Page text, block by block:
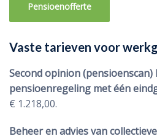
Pensioenofferte
Vaste tarieven voor
Second opinion (pensioenscan)
pensioenregeling met één
€ 1.218,00.
Beheer en advies van